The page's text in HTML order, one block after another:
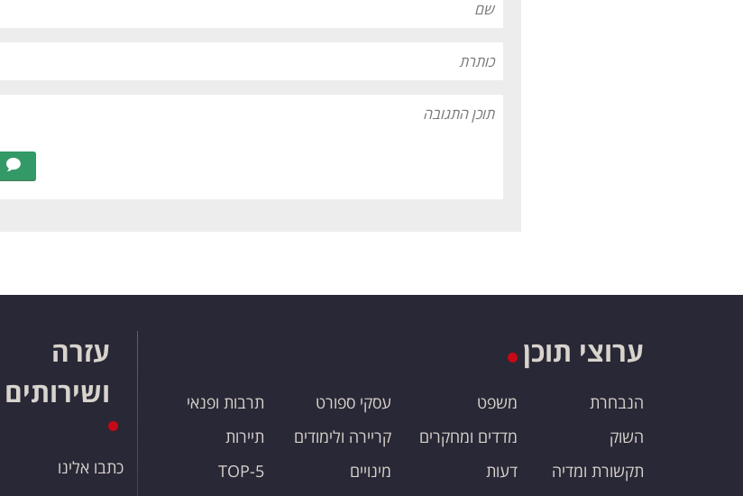
ערוצי תוכן
הנבחרת
השוק
תקשורת ומדיה
משפט
מדדים ומחקרים
דעות
עסקי ספורט
קריירה ולימודים
מינויים
תרבות ופנאי
תיירות
TOP-5
עזרה
ושירותים
כתבו אלינו